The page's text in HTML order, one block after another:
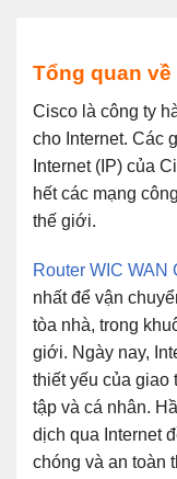
Tổng quan về
Cisco là công ty
cho Internet. Các
Internet (IP) của
hết các mạng
thế giới.
Router WIC WAN
nhất để vận
tòa nhà, trong
giới. Ngày nay,
thiết yếu của giao
tập và cá nhân.
dịch qua Internet
chóng và an toàn